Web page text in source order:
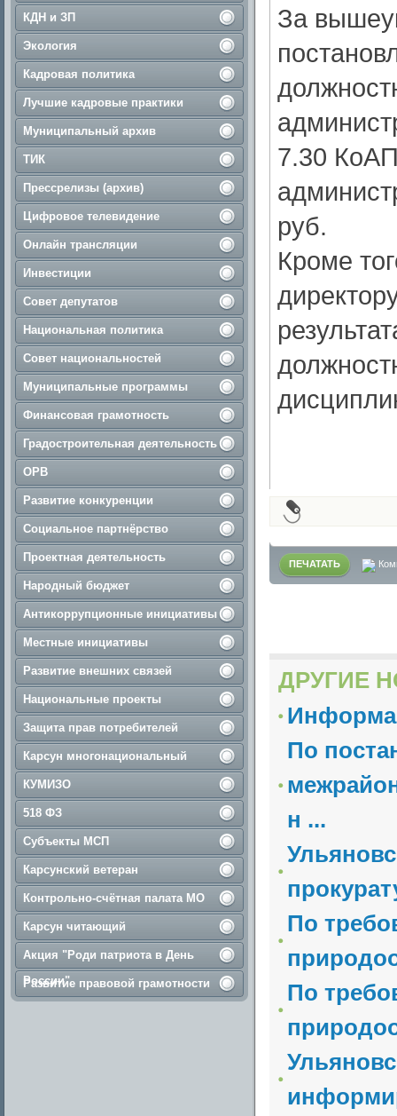
КДН и ЗП
Экология
Кадровая политика
Лучшие кадровые практики
Муниципальный архив
ТИК
Прессрелизы (архив)
Цифровое телевидение
Онлайн трансляции
Инвестиции
Совет депутатов
Национальная политика
Совет национальностей
Муниципальные программы
Финансовая грамотность
Градостроительная деятельность
ОРВ
Развитие конкуренции
Социальное партнёрство
Проектная деятельность
Народный бюджет
Антикоррупционные инициативы
Местные инициативы
Развитие внешних связей
Национальные проекты
Защита прав потребителей
Карсун многонациональный
КУМИЗО
518 ФЗ
Субъекты МСП
Карсунский ветеран
Контрольно-счётная палата МО
Карсун читающий
Акция "Роди патриота в День
России"
Развитие правовой грамотности
За
7.30
руб.
Кроме
ПЕЧАТАТЬ
ДРУГИЕ
По
н ...
По
По